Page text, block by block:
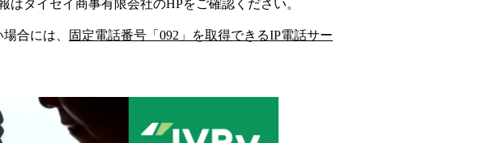
はタイセイ商事有限会社のHPをご確認ください。
合には、 固定電話番号「 092 」を取得できるIP電話サー